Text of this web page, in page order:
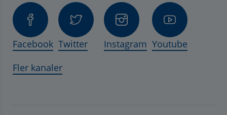
Facebook Twitter Instagram Youtube
Fler kanaler